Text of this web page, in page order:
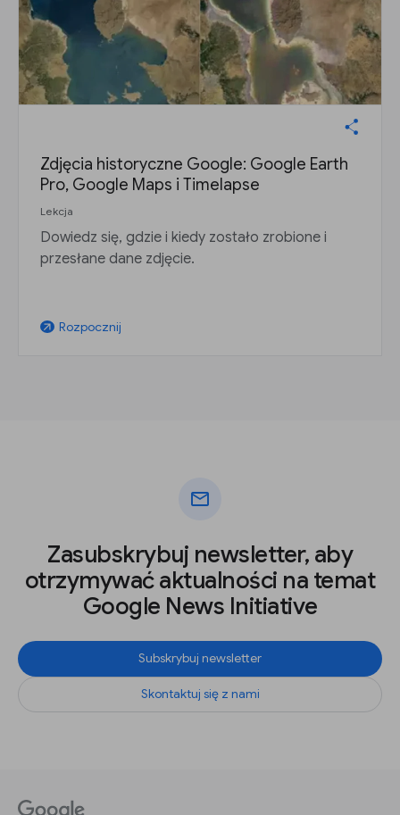
Zdjęcia historyczne Google: Google Earth
Pro, Google Maps i Timelapse
Lekcja
Dowiedz się, gdzie i kiedy zostało zrobione i
przesłane dane zdjęcie.
arrow_outward Rozpocznij
mail
Zasubskrybuj newsletter, aby
otrzymywać aktualności na temat
Google News Initiative
Subskrybuj newsletter
Skontaktuj się z nami